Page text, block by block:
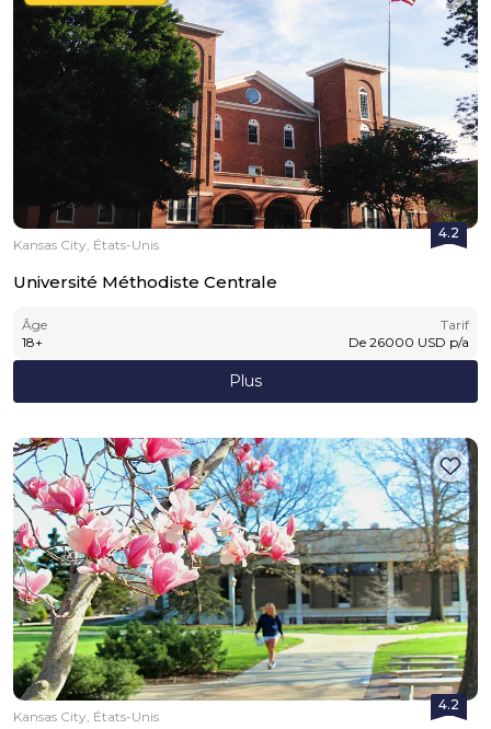
4.2
Kansas City, États-Unis
Université Méthodiste Centrale
Âge
18+
Tarif
De 26000 USD p/a
Plus
4.2
Kansas City, États-Unis